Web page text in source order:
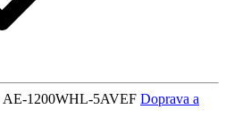
AE-1200WHL-5AVEF Doprava a